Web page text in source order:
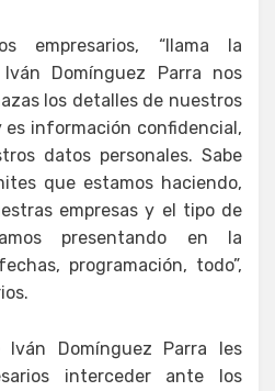
empresarios, “llama la
Domínguez Parra nos
los detalles de nuestros
es información confidencial,
datos personales. Sabe
que estamos haciendo,
empresas y el tipo de
presentando en la
programación, todo”,
Domínguez Parra les
interceder ante los